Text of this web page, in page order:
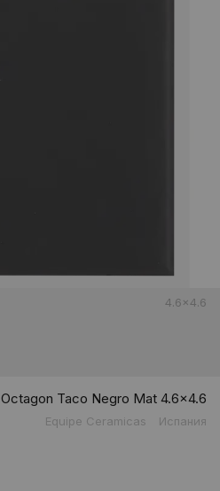
4.6x4.6
Octagon Taco Negro Mat 4.6x4.6
Equipe Ceramicas Испания